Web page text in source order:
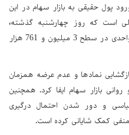
کرد و ورود پول حقیقی به بازار سهام در این
است که روز چهارشنبه گذشته،
شاخص کل با جهشی بیش از 44 هزار واحدی در سطح 3 میلیون و 761 هزار
نمادها و عدم عرضه همزمان
بازار سهام ایفا کرد. همچنین
و دور شدن احتمال درگیری
کمک شایانی کرده است.